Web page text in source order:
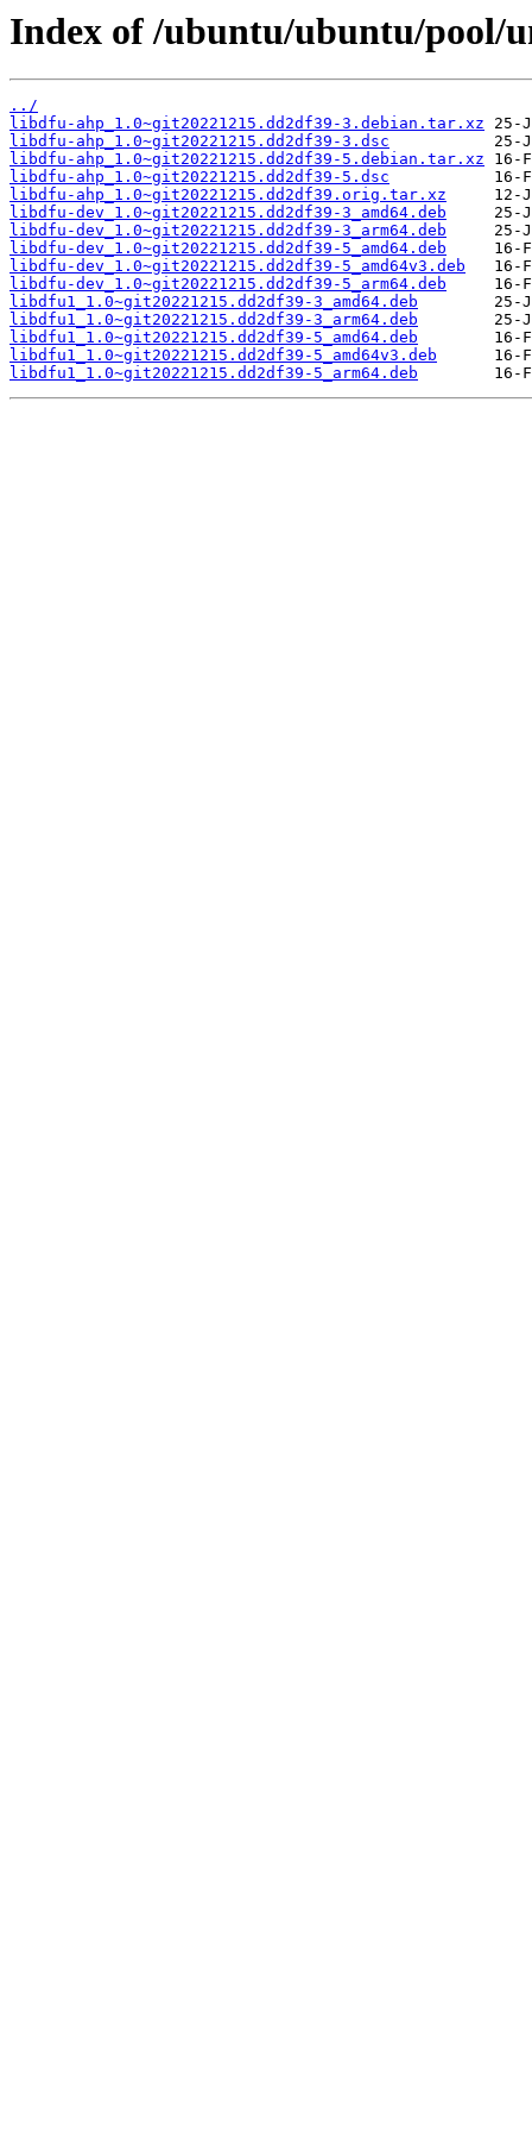
Index of /ubuntu/ubuntu/pool/
../
libdfu-ahp_1.0~git20221215.dd2df39-3.debian.tar.xz
libdfu-ahp_1.0~git20221215.dd2df39-3.dsc
libdfu-ahp_1.0~git20221215.dd2df39-5.debian.tar.xz
libdfu-ahp_1.0~git20221215.dd2df39-5.dsc
libdfu-ahp_1.0~git20221215.dd2df39.orig.tar.xz
libdfu-dev_1.0~git20221215.dd2df39-3_amd64.deb
libdfu-dev_1.0~git20221215.dd2df39-3_arm64.deb
libdfu-dev_1.0~git20221215.dd2df39-5_amd64.deb
libdfu-dev_1.0~git20221215.dd2df39-5_amd64v3.deb
libdfu-dev_1.0~git20221215.dd2df39-5_arm64.deb
libdfu1_1.0~git20221215.dd2df39-3_amd64.deb
libdfu1_1.0~git20221215.dd2df39-3_arm64.deb
libdfu1_1.0~git20221215.dd2df39-5_amd64.deb
libdfu1_1.0~git20221215.dd2df39-5_amd64v3.deb
libdfu1_1.0~git20221215.dd2df39-5_arm64.deb